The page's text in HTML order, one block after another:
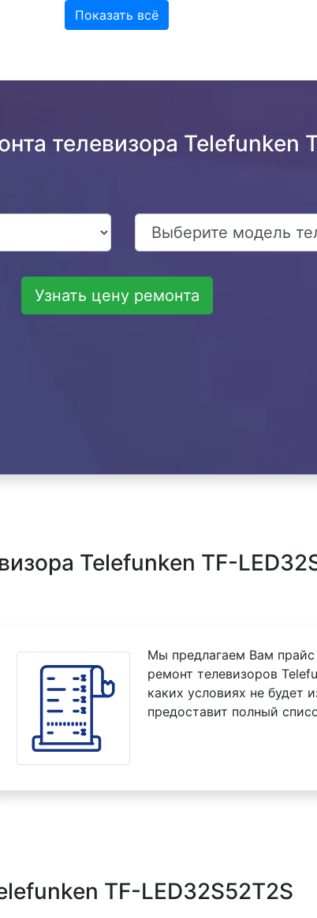
Показать всё
телевизора Telefunken
Узнать цену ремонта
Telefunken TF-
Мы предлагаем Вам прайс
ремонт телевизоров
каких условиях не будет
предоставит полный
TF-LED32S52T2S